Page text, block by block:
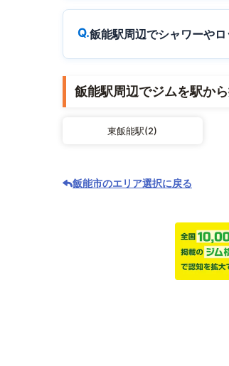
飯能駅周辺でシャワーや
飯能駅周辺でジムを駅か
東飯能駅(2)
飯能市のエリア選択に戻る